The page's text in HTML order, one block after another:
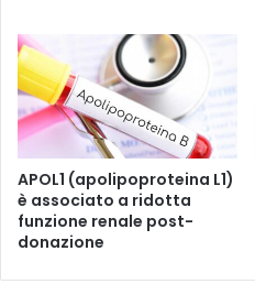
n
t
e
l
a
u
a
p
e
L
u
o
H
a
G
u
o
)
APOL1 (apolipoproteina L1)
è associato a ridotta
funzione renale post-
donazione